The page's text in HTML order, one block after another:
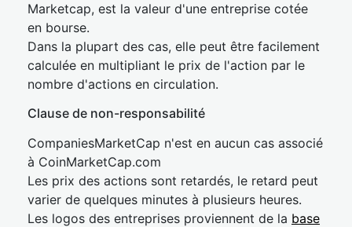
Marketcap, est la valeur d'une entreprise cotée
en bourse.
Dans la plupart des cas, elle peut être facilement
calculée en multipliant le prix de l'action par le
nombre d'actions en circulation.
Clause de non-responsabilité
CompaniesMarketCap n'est en aucun cas associé
à CoinMarketCap.com
Les prix des actions sont retardés, le retard peut
varier de quelques minutes à plusieurs heures.
Les logos des entreprises proviennent de la base